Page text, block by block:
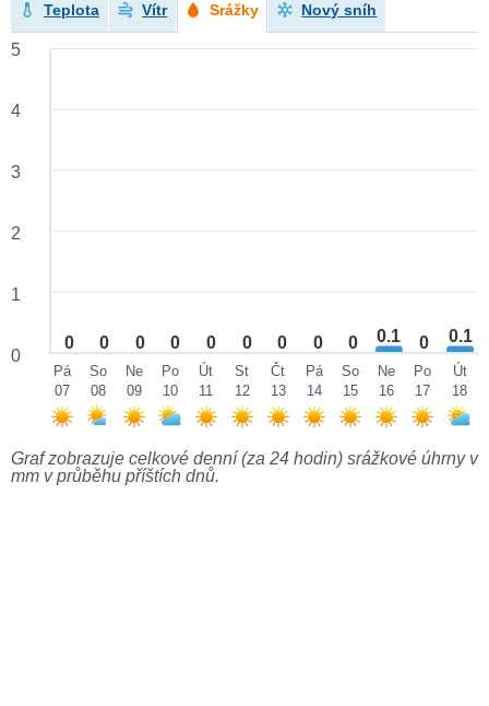
Teplota Vítr Srážky Nový sníh
0 0 0 0 0 0 0 0 0 0.1 0 0.1
5
4
3
2
1
0
Pá
07
So
08
Ne
09
Po
10
Út
11
St
12
Čt
13
Pá
14
So
15
Ne
16
Po
17
Út
18
Graf zobrazuje celkové denní (za 24 hodin) srážkové úhrny v
mm v průběhu příštích dnů.